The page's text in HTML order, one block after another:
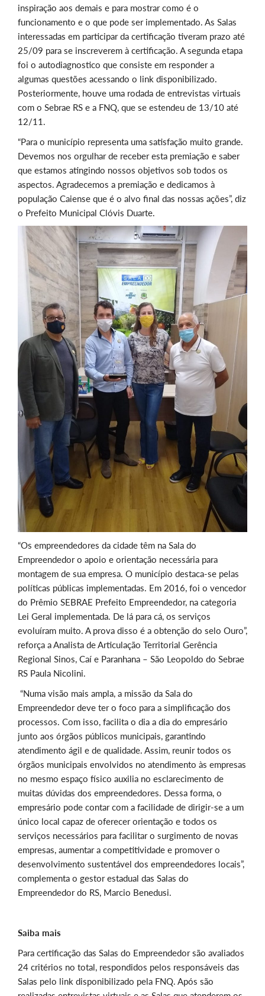
inspiração aos demais e para mostrar como é o
funcionamento e o que pode ser implementado. As Salas
interessadas em participar da certificação tiveram prazo até
25/09 para se inscreverem à certificação. A segunda etapa
foi o autodiagnostico que consiste em responder a
algumas questões acessando o link disponibilizado.
Posteriormente, houve uma rodada de entrevistas virtuais
com o Sebrae RS e a FNQ, que se estendeu de 13/10 até
12/11.
“Para o município representa uma satisfação muito grande.
Devemos nos orgulhar de receber esta premiação e saber
que estamos atingindo nossos objetivos sob todos os
aspectos. Agradecemos a premiação e dedicamos à
população Caiense que é o alvo final das nossas ações”, diz
o Prefeito Municipal Clóvis Duarte.
“Os empreendedores da cidade têm na Sala do
Empreendedor o apoio e orientação necessária para
montagem de sua empresa. O município destaca-se pelas
políticas públicas implementadas. Em 2016, foi o vencedor
do Prêmio SEBRAE Prefeito Empreendedor, na categoria
Lei Geral implementada. De lá para cá, os serviços
evoluíram muito. A prova disso é a obtenção do selo Ouro”,
reforça a Analista de Articulação Territorial Gerência
Regional Sinos, Caí e Paranhana – São Leopoldo do Sebrae
RS Paula Nicolini.
“Numa visão mais ampla, a missão da Sala do
Empreendedor deve ter o foco para a simplificação dos
processos. Com isso, facilita o dia a dia do empresário
junto aos órgãos públicos municipais, garantindo
atendimento ágil e de qualidade. Assim, reunir todos os
órgãos municipais envolvidos no atendimento às empresas
no mesmo espaço físico auxilia no esclarecimento de
muitas dúvidas dos empreendedores. Dessa forma, o
empresário pode contar com a facilidade de dirigir-se a um
único local capaz de oferecer orientação e todos os
serviços necessários para facilitar o surgimento de novas
empresas, aumentar a competitividade e promover o
desenvolvimento sustentável dos empreendedores locais”,
complementa o gestor estadual das Salas do
Empreendedor do RS, Marcio Benedusi.
Saiba mais
Para certificação das Salas do Empreendedor são avaliados
24 critérios no total, respondidos pelos responsáveis das
Salas pelo link disponibilizado pela FNQ. Após são